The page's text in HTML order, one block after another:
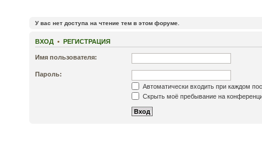
У вас нет доступа на чтение тем в этом форуме.
ВХОД • РЕГИСТРАЦИЯ
Имя пользователя:
Пароль:
Автоматически входить при каждом
Скрыть моё пребывание на